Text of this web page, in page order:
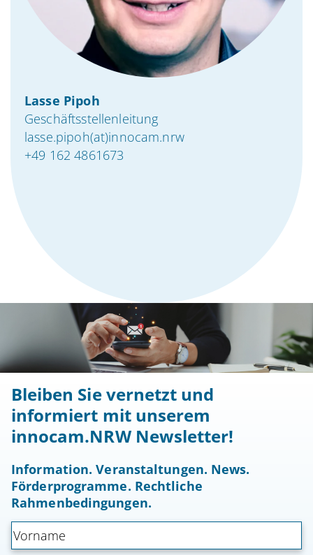
Lasse Pipoh
Geschäftsstellenleitung
lasse.pipoh(at)innocam.nrw
+49 162 4861673
Bleiben Sie vernetzt und
informiert mit unserem
innocam.NRW Newsletter!
Information. Veranstaltungen. News.
Förderprogramme. Rechtliche
Rahmenbedingungen.